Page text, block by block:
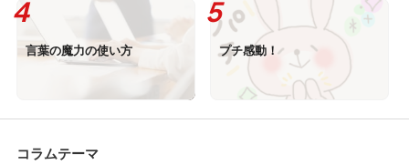
言葉の魔力の使い方 プチ感動！
コラムテーマ